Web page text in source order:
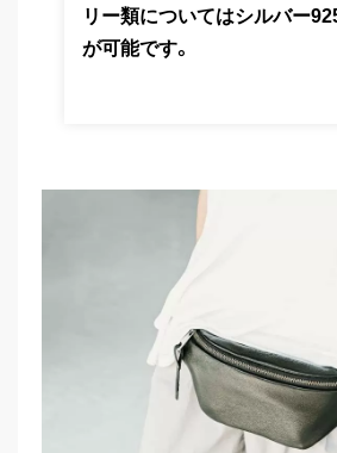
リー類についてはシルバー
が可能です。